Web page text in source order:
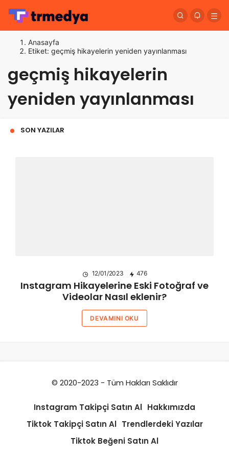
Anasayfa
Etiket: geçmiş hikayelerin yeniden yayınlanması
geçmiş hikayelerin
yeniden yayınlanması
SON YAZILAR
12/01/2023 476
Instagram Hikayelerine Eski Fotoğraf ve
Videolar Nasıl eklenir?
DEVAMINI OKU
© 2020-2023 - Tüm Hakları Saklıdır
Instagram Takipçi Satın Al Hakkımızda
Tiktok Takipçi Satın Al Trendlerdeki Yazılar
Tiktok Beğeni Satın Al